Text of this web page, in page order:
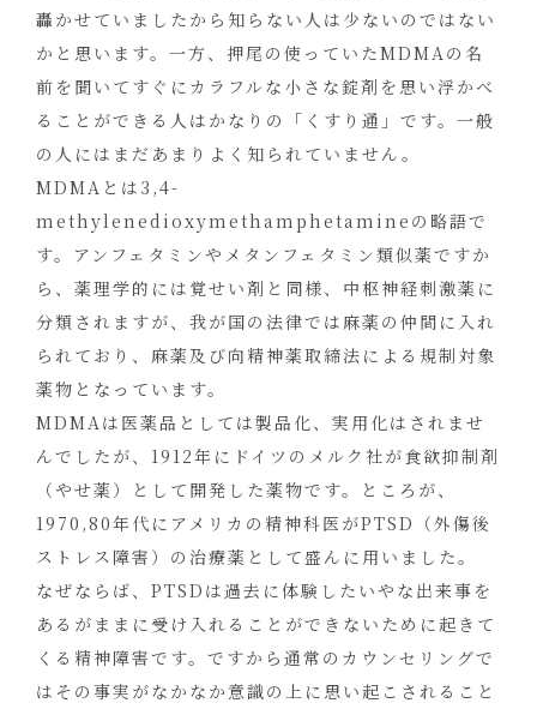
轟かせていましたから知らない人は少ないのではない
かと思います。一方、押尾の使っていたMDMAの名
前を聞いてすぐにカラフルな小さな錠剤を思い浮かべ
ることができる人はかなりの「くすり通」です。一般
の人にはまだあまりよく知られていません。
MDMAとは3,4-
methylenedioxymethamphetamineの略語で
す。アンフェタミンやメタンフェタミン類似薬ですか
ら、薬理学的には覚せい剤と同様、中枢神経刺激薬に
分類されますが、我が国の法律では麻薬の仲間に入れ
られており、麻薬及び向精神薬取締法による規制対象
薬物となっています。
MDMAは医薬品としては製品化、実用化はされませ
んでしたが、1912年にドイツのメルク社が食欲抑制剤
（やせ薬）として開発した薬物です。ところが、
1970,80年代にアメリカの精神科医がPTSD（外傷後
ストレス障害）の治療薬として盛んに用いました。
なぜならば、PTSDは過去に体験したいやな出来事を
あるがままに受け入れることができないために起きて
くる精神障害です。ですから通常のカウンセリングで
はその事実がなかなか意識の上に思い起こされること